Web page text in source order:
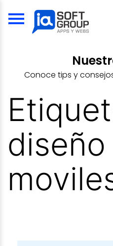
Conoce tips y